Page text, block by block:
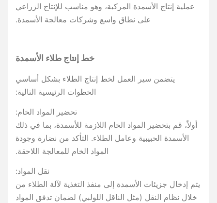
عملية إنتاج الأسمدة المركبة، وهو مناسب للإنتاج الزراعي
على نطاق واسع وشركات معالجة الأسمدة.
خط إنتاج طلاء الأسمدة
يتضمن سير العمل لخط إنتاج الطلاء بشكل أساسي
الخطوات الرئيسية التالية:
تحضير المواد الخام:
أولاً، قم بتحضير المواد الخام اللازمة للأسمدة، بما في ذلك
الأسمدة الحبيبية وعامل الطلاء. التأكد من نضارة وجودة
المواد الخام للمعالجة اللاحقة.
نقل المواد:
يتم إدخال جزيئات الأسمدة إلى منفذ التغذية لآلة الطلاء من
خلال نظام النقل (مثل الناقل اللولبي) لضمان تدفق المواد